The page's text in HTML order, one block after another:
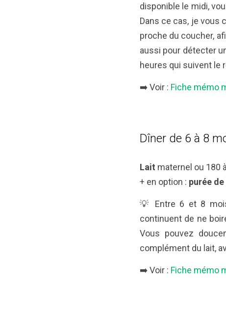
disponible le midi,
Dans ce cas, je vous
proche du coucher,
aussi pour détecter
heures qui suivent le
➡️ Voir : Fiche mémo
Dîner de 6 à 8
Lait maternel ou 180
+ en option : purée
💡 Entre 6 et 8
continuent de ne
Vous pouvez
complément du lait,
➡️ Voir : Fiche mémo